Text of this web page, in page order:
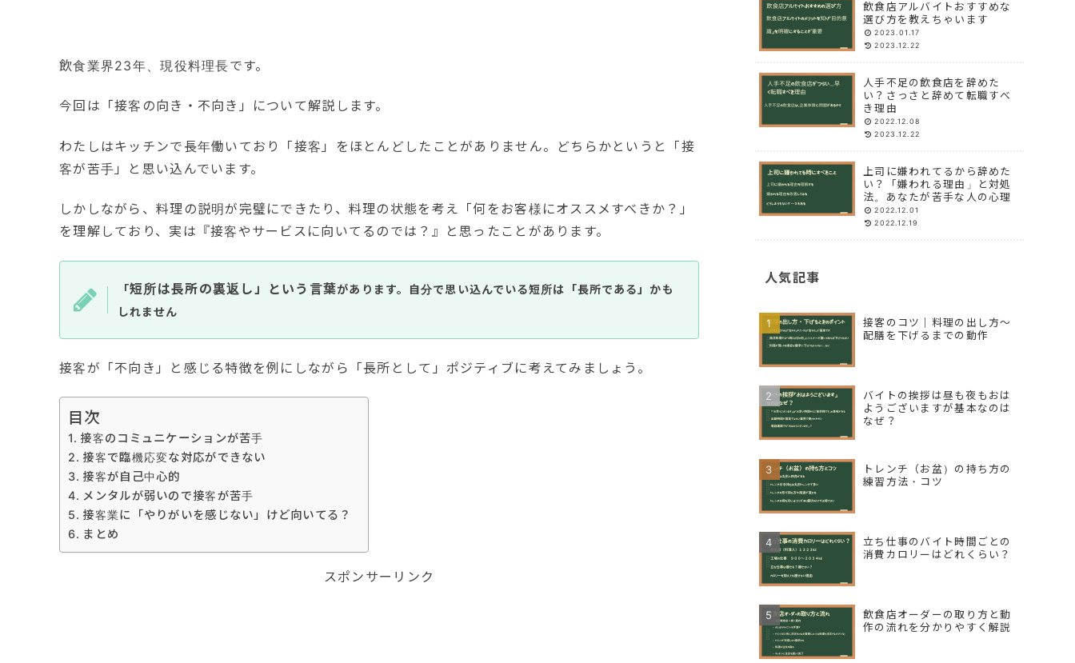
飲食業界23年、現役料理長です。
今回は「接客の向き・不向き」について解説します。
わたしはキッチンで長年働いており「接客」をほとんどしたことがありません。どちらかというと「接
客が苦手」と思い込んでいます。
しかしながら、料理の説明が完璧にできたり、料理の状態を考え「何をお客様にオススメすべきか？」
を理解しており、実は『接客やサービスに向いてるのでは？』と思ったことがあります。
「短所は長所の裏返し」という言葉があります。自分で思い込んでいる短所は「長所である」かも
しれません
接客が「不向き」と感じる特徴を例にしながら「長所として」ポジティブに考えてみましょう。
目次
接客のコミュニケーションが苦手
接客で臨機応変な対応ができない
接客が自己中心的
メンタルが弱いので接客が苦手
接客業に「やりがいを感じない」けど向いてる？
まとめ
スポンサーリンク
飲食店アルバイトおすすめな
選び方を教えちゃいます
2023.01.17
2023.12.22
人手不足の飲食店を辞めた
い？さっさと辞めて転職すべ
き理由
2022.12.08
2023.12.22
上司に嫌われてるから辞めた
い？「嫌われる理由」と対処
法。あなたが苦手な人の心理
2022.12.01
2022.12.19
人気記事
接客のコツ｜料理の出し方〜
配膳を下げるまでの動作
バイトの挨拶は昼も夜もおは
ようございますが基本なのは
なぜ？
トレンチ（お盆）の持ち方の
練習方法・コツ
立ち仕事のバイト時間ごとの
消費カロリーはどれくらい？
飲食店オーダーの取り方と動
作の流れを分かりやすく解説